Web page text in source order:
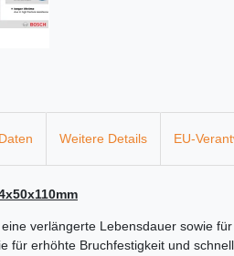
Weitere Details EU-
verlängerte Lebensdauer sowie
für erhöhte Bruchfestigkeit und